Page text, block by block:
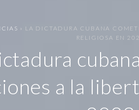
» LA DICTADURA CUBANA
RELIGIOSA EN
a la